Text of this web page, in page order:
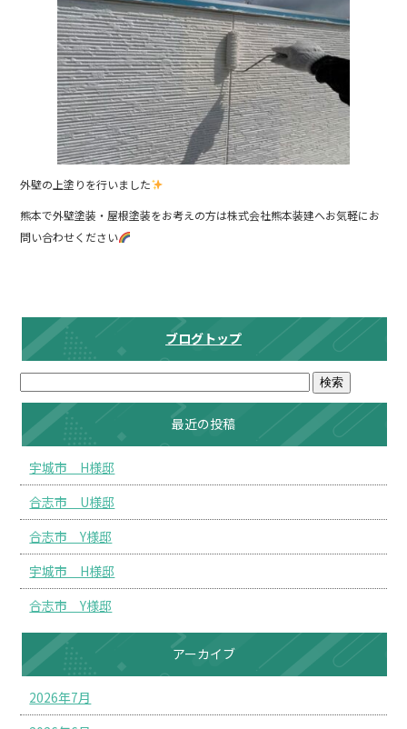
外壁の上塗りを行いました
熊本で外壁塗装・屋根塗装をお考えの方は株式会社熊本装建へお気軽にお
問い合わせください
ブログトップ
最近の投稿
宇城市 H様邸
合志市 U様邸
合志市 Y様邸
宇城市 H様邸
合志市 Y様邸
アーカイブ
2026年7月